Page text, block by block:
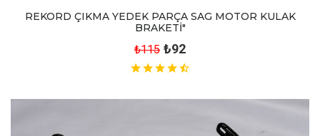
REKORD ÇIKMA YEDEK PARÇA SAG MOTOR KULAK
BRAKETİ"
₺115 ₺92